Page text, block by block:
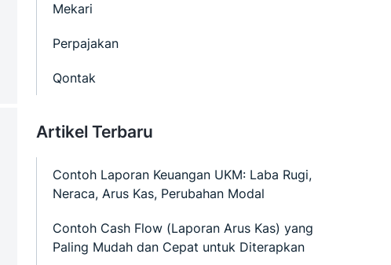
Mekari
Perpajakan
Qontak
Artikel Terbaru
Contoh Laporan Keuangan UKM: Laba Rugi,
Neraca, Arus Kas, Perubahan Modal
Contoh Cash Flow (Laporan Arus Kas) yang
Paling Mudah dan Cepat untuk Diterapkan